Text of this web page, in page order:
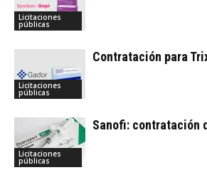
Licitaciones
públicas
Licitaciones
públicas
Contratación para
Licitaciones
públicas
Sanofi: contratación